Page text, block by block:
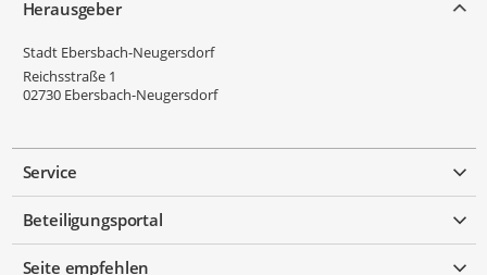
Herausgeber
Stadt Ebersbach-Neugersdorf
Reichsstraße 1
02730 Ebersbach-Neugersdorf
Service
Beteiligungsportal
Seite empfehlen